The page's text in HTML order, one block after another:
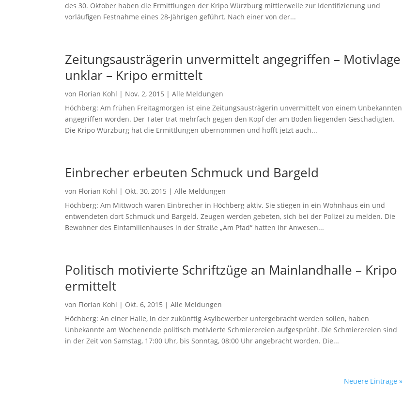
des 30. Oktober haben die Ermittlungen der Kripo Würzburg mittlerweile zur Identifizierung und
vorläufigen Festnahme eines 28-Jährigen geführt. Nach einer von der...
Zeitungsausträgerin unvermittelt angegriffen – Motivlage
unklar – Kripo ermittelt
von Florian Kohl | Nov. 2, 2015 |Alle Meldungen
Höchberg: Am frühen Freitagmorgen ist eine Zeitungsausträgerin unvermittelt von einem Unbekannten
angegriffen worden. Der Täter trat mehrfach gegen den Kopf der am Boden liegenden Geschädigten.
Die Kripo Würzburg hat die Ermittlungen übernommen und hofft jetzt auch...
Einbrecher erbeuten Schmuck und Bargeld
von Florian Kohl | Okt. 30, 2015 |Alle Meldungen
Höchberg: Am Mittwoch waren Einbrecher in Höchberg aktiv. Sie stiegen in ein Wohnhaus ein und
entwendeten dort Schmuck und Bargeld. Zeugen werden gebeten, sich bei der Polizei zu melden. Die
Bewohner des Einfamilienhauses in der Straße „Am Pfad“ hatten ihr Anwesen...
Politisch motivierte Schriftzüge an Mainlandhalle – Kripo
ermittelt
von Florian Kohl | Okt. 6, 2015 |Alle Meldungen
Höchberg: An einer Halle, in der zukünftig Asylbewerber untergebracht werden sollen, haben
Unbekannte am Wochenende politisch motivierte Schmierereien aufgesprüht. Die Schmierereien sind
in der Zeit von Samstag, 17:00 Uhr, bis Sonntag, 08:00 Uhr angebracht worden. Die...
Neuere Einträge »